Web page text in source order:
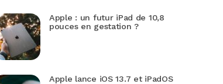
Apple : un futur iPad de 10,8
pouces en gestation ?
Apple lance iOS 13.7 et iPadOS